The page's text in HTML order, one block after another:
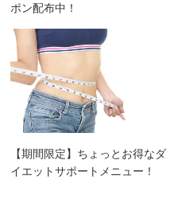
ポン配布中！
【期間限定】ちょっとお得なダ
イエットサポートメニュー！